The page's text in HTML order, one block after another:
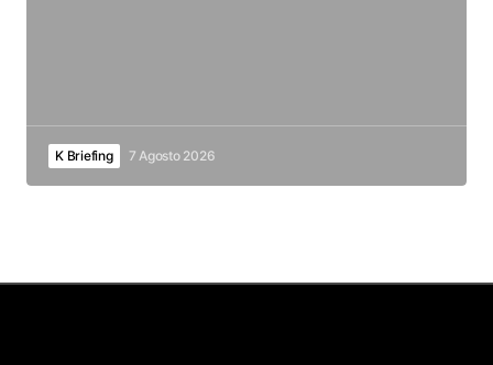
K Briefing 7 Agosto 2026